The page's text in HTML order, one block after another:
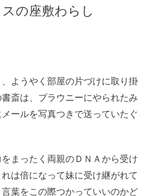
の座敷わらし
ようやく部屋の片づけに取り掛
斎は、ブラウニーにやられたみ
ールを写真つきで送っていたぐ
まったく両親のＤＮＡから受け
は倍になって妹に受け継がれて
葉をこの際つかっていいのかど